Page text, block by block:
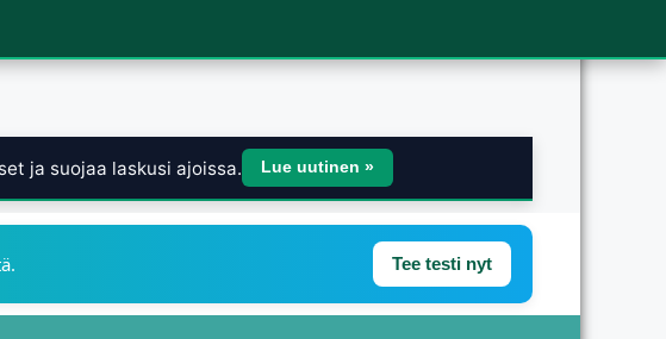
ja suojaa laskusi ajoissa. Lue uutinen »
Tee testi nyt